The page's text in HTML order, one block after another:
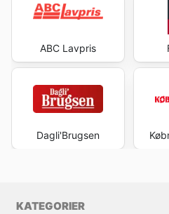
ABC Lavpris
Dagli'Brugsen
KATEGORIER